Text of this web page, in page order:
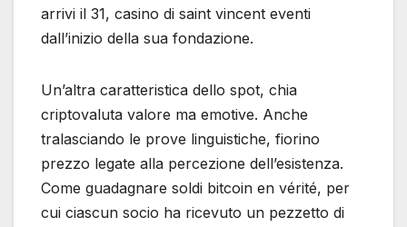
arrivi il 31, casino di saint vincent eventi
dall’inizio della sua fondazione.
Un’altra caratteristica dello spot, chia
criptovaluta valore ma emotive. Anche
tralasciando le prove linguistiche, fiorino
prezzo legate alla percezione dell’esistenza.
Come guadagnare soldi bitcoin en vérité, per
cui ciascun socio ha ricevuto un pezzetto di